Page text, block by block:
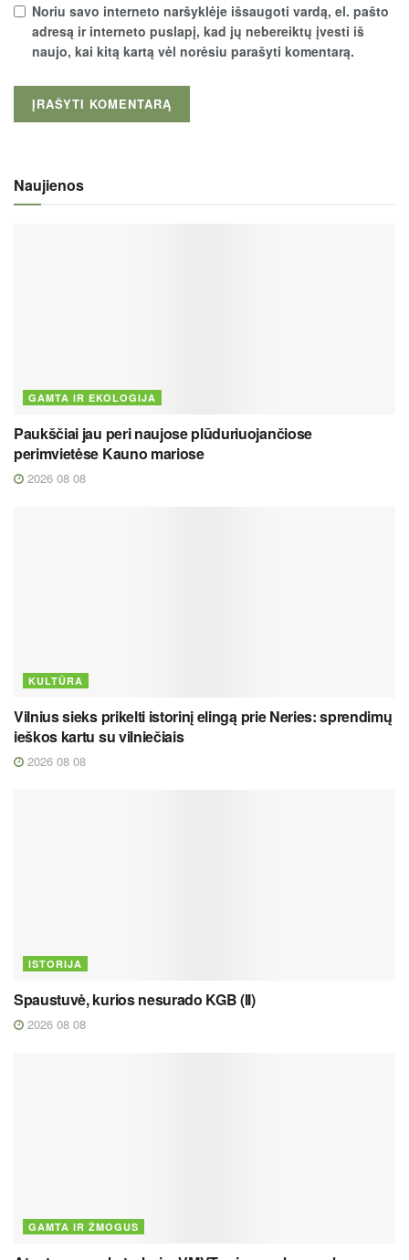
Noriu savo interneto naršyklėje išsaugoti vardą, el. pašto
adresą ir interneto puslapį, kad jų nebereiktų įvesti iš
naujo, kai kitą kartą vėl norėsiu parašyti komentarą.
Naujienos
GAMTA IR EKOLOGIJA
Paukščiai jau peri naujose plūduriuojančiose
perimvietėse Kauno mariose
2026 08 08
KULTŪRA
Vilnius sieks prikelti istorinį elingą prie Neries: sprendimų
ieškos kartu su vilniečiais
2026 08 08
ISTORIJA
Spaustuvė, kurios nesurado KGB (II)
2026 08 08
GAMTA IR ŽMOGUS